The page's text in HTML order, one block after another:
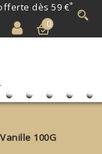
dès 59 €*
0
100G